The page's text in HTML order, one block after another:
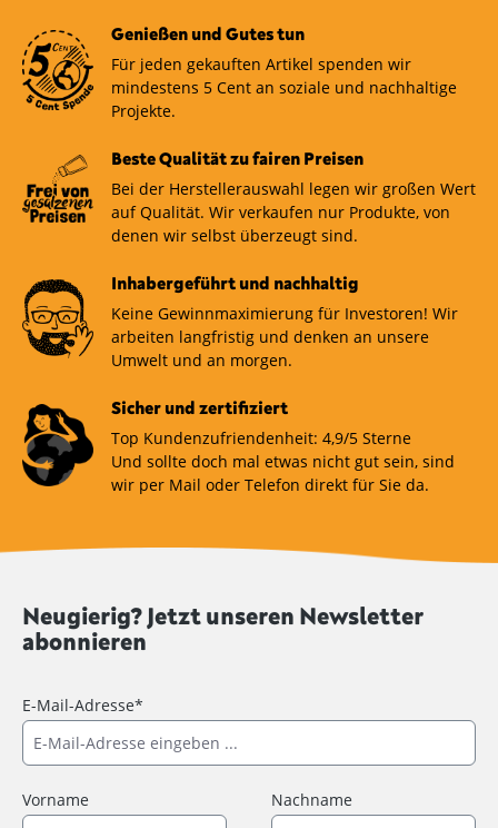
Genießen und Gutes tun
Für jeden gekauften Artikel spenden wir
mindestens 5 Cent an soziale und nachhaltige
Projekte.
Beste Qualität zu fairen Preisen
Bei der Herstellerauswahl legen wir großen Wert
auf Qualität. Wir verkaufen nur Produkte, von
denen wir selbst überzeugt sind.
Inhabergeführt und nachhaltig
Keine Gewinnmaximierung für Investoren! Wir
arbeiten langfristig und denken an unsere
Umwelt und an morgen.
Sicher und zertifiziert
Top Kundenzufriendenheit: 4,9/5 Sterne
Und sollte doch mal etwas nicht gut sein, sind
wir per Mail oder Telefon direkt für Sie da.
Neugierig? Jetzt unseren Newsletter
abonnieren
E-Mail-Adresse*
Vorname Nachname